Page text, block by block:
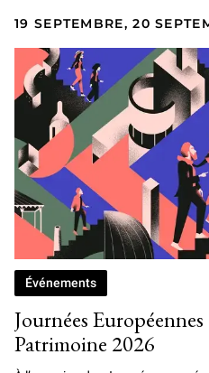
19 SEPTEMBRE, 20
Journées
Patrimoine 2026
Événements